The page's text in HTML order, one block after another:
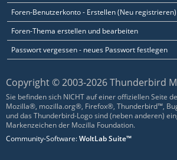
Foren-Benutzerkonto - Erstellen (Neu registrieren)
Foren-Thema erstellen und bearbeiten
Passwort vergessen - neues Passwort festlegen
Copyright © 2003-2026 Thunderbird
Sie befinden sich NICHT auf einer offiziellen Seite
Mozilla®, mozilla.org®, Firefox®, Thunderbird™,
und das Thunderbird-Logo sind (neben anderen)
Markenzeichen der Mozilla Foundation.
Community-Software:WoltLab Suite™